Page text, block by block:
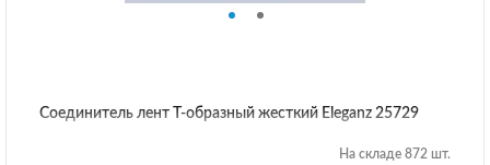
Соединитель лент T-образный жесткий Eleganz 25729
На складе 872 шт.